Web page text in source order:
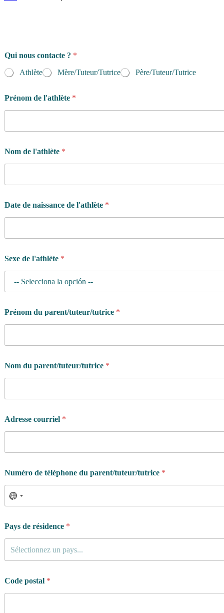
Qui nous contacte ? *
Athlète
Mère/Tuteur/Tutrice Père/Tuteur/Tutrice
Prénom de l'athlète *
Nom de l'athlète *
Date de naissance de l'athlète *
Sexe de l'athlète *
Prénom du parent/tuteur/tutrice *
e
p
r
a
m
e
e
Nom du parent/tuteur/tutrice *
Adresse courriel *
Numéro de téléphone du parent/tuteur/tutrice *
Pays de résidence *
Sélectionnez un pays...
Code postal *